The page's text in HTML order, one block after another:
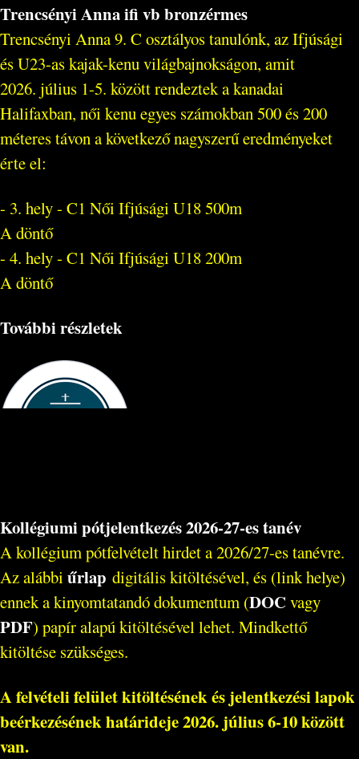
Trencsényi Anna ifi vb bronzérmes
Trencsényi Anna 9. C osztályos tanulónk, az Ifjúsági
és U23-as kajak-kenu világbajnokságon, amit
2026. július 1-5. között rendeztek a kanadai
Halifaxban, női kenu egyes számokban 500 és 200
méteres távon a következő nagyszerű eredményeket
érte el:
- 3. hely - C1 Női Ifjúsági U18 500m
A döntő
- 4. hely - C1 Női Ifjúsági U18 200m
A döntő
További részletek
Kollégiumi pótjelentkezés 2026-27-es tanév
A kollégium pótfelvételt hirdet a 2026/27-es tanévre.
Az alábbi űrlap digitális kitöltésével, és (link helye)
ennek a kinyomtatandó dokumentum (DOC vagy
PDF) papír alapú kitöltésével lehet. Mindkettő
kitöltése szükséges.
A felvételi felület kitöltésének és jelentkezési lapok
beérkezésének határideje2026. július 6-10 között
van.